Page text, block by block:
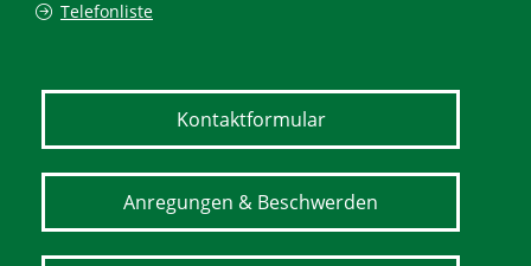
Telefonliste
Kontaktformular
Anregungen & Beschwerden